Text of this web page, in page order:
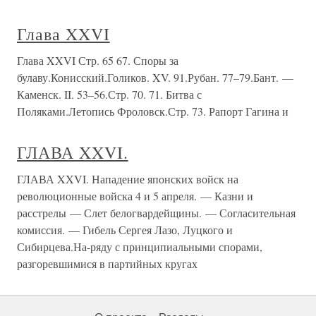
Глава XXVI
Глава XXVI Стр. 65 67. Споры за
булаву.Конисский.Голиков. XV. 91.Рубан. 77–79.Бант. —
Каменск. II. 53–56.Стр. 70. 71. Битва с
Поляками.Летопись Фроловск.Стр. 73. Рапорт Гагина и
ГЛАВА XXVI.
ГЛАВА XXVI. Нападение японских войск на
революционные войска 4 и 5 апреля. — Казни и
расстрелы — Слет белогвардейщины. — Согласительная
комиссия. — Гибель Сергея Лазо, Луцкого и
Сибирцева.На-ряду с принципиальными спорами,
разгоревшимися в партийных кругах